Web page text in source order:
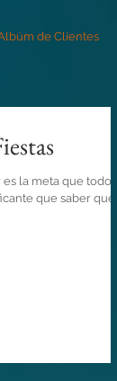
de Clientes
la meta que todos
que saber que